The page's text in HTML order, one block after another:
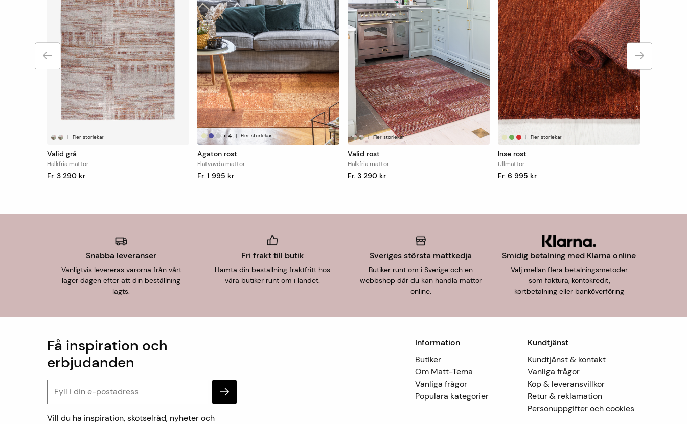
| Fler storlekar
Valid grå
Halkfria mattor
Fr. 3 290 kr
+4 | Fler storlekar
Agaton rost
Flatvävda mattor
Fr. 1 995 kr
| Fler storlekar
Valid rost
Halkfria mattor
Fr. 3 290 kr
| Fler storlekar
Inse rost
Ullmattor
Fr. 6 995 kr
Snabba leveranser
Vanligtvis levereras varorna från vårt
lager dagen efter att din beställning
lagts.
Fri frakt till butik
Hämta din beställning fraktfritt hos
våra butiker runt om i landet.
Sveriges största mattkedja
Butiker runt om i Sverige och en
webbshop där du kan handla mattor
online.
Smidig betalning med Klarna online
Välj mellan flera betalningsmetoder
som faktura, kontokredit,
kortbetalning eller banköverföring
Information
Butiker
Om Matt-Tema
Vanliga frågor
Populära kategorier
Kundtjänst
Kundtjänst & kontakt
Vanliga frågor
Köp & leveransvillkor
Retur & reklamation
Personuppgifter och cookies
Få inspiration och
erbjudanden
Vill du ha inspiration, skötselråd, nyheter och